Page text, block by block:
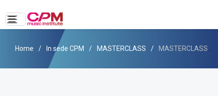
Home In sede CPM MASTERCLASS MASTERCLASS VERA FIGUEIREDO